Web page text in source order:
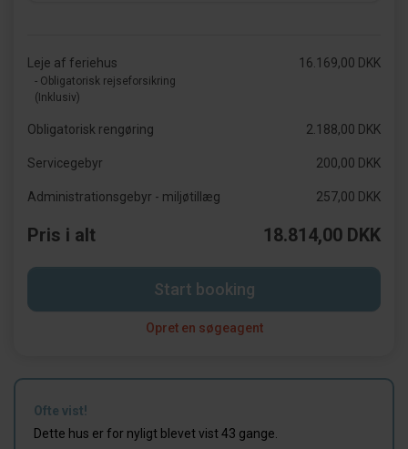
Leje af feriehus
- Obligatorisk rejseforsikring
(Inklusiv)
16.169,00 DKK
Obligatorisk rengøring 2.188,00 DKK
Servicegebyr 200,00 DKK
Administrationsgebyr - miljøtillæg 257,00 DKK
Pris i alt 18.814,00 DKK
Start booking
Opret en søgeagent
Ofte vist!
Dette hus er for nyligt blevet vist 43 gange.